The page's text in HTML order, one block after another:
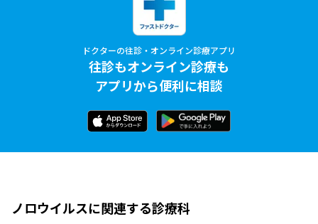
ドクターの往診・オンライン診療アプリ
往診もオンライン診療も
アプリから便利に相談
ノロウイルスに関連する診療科